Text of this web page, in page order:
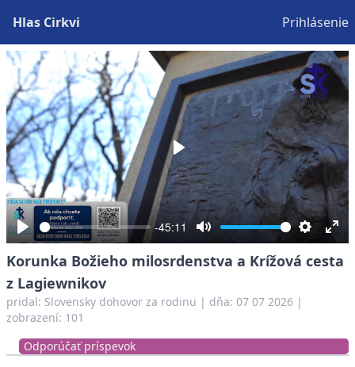
Hlas Cirkvi Prihlásenie
Play
-45:11
Mute Settings
Play
Korunka Božieho milosrdenstva a Krížová cesta
z Lagiewnikov
pridal: Slovensky dohovor za rodinu | dňa: 07 07 2026 |
zobrazení: 101
Odporúčať príspevok